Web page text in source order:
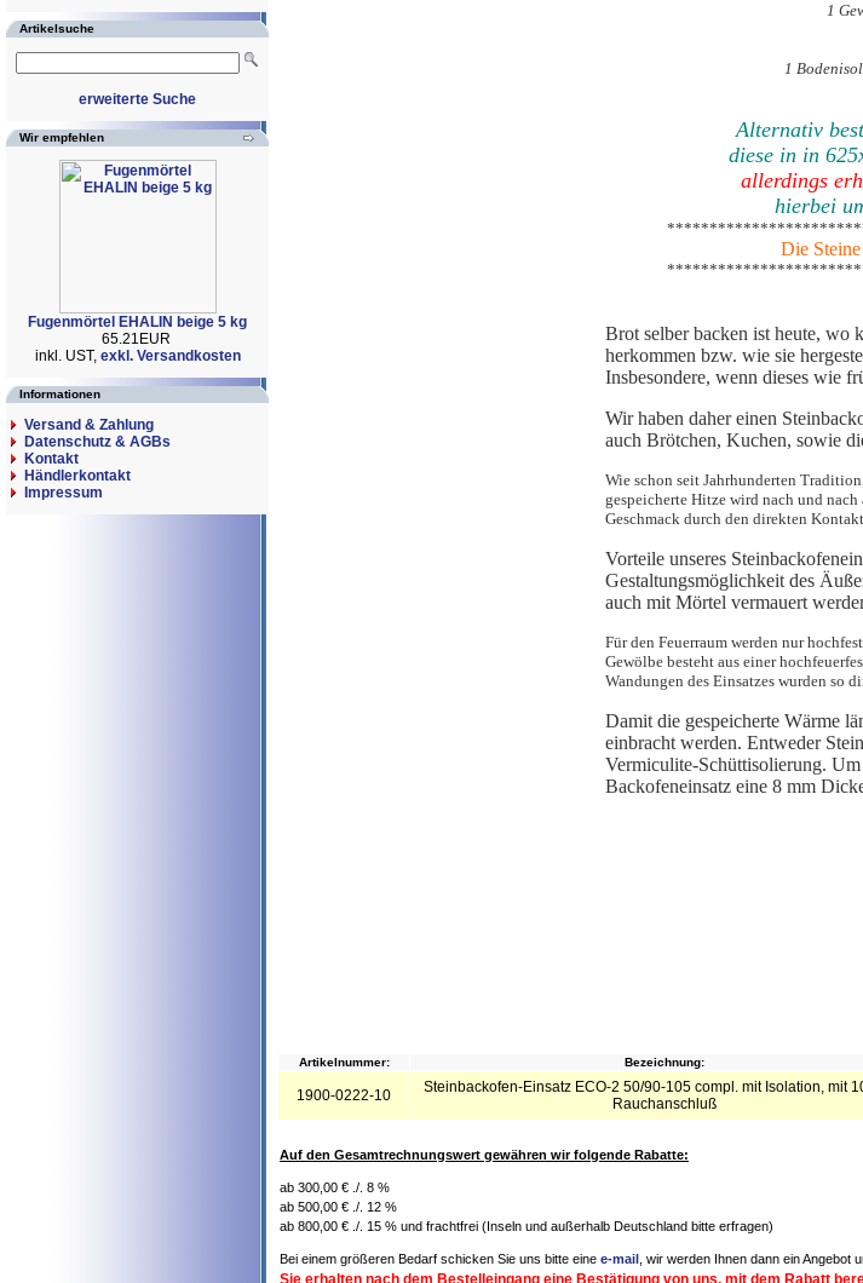
Artikelsuche
erweiterte Suche
Wir empfehlen
Fugenmörtel EHALIN beige 5 kg
65.21EUR
inkl. UST, exkl. Versandkosten
Informationen
Versand & Zahlung
Datenschutz & AGBs
Kontakt
Händlerkontakt
Impressum
1
1
Alternativ
diese in in
allerdings
hierbei
Die
Brot selber backen ist heute, wo
herkommen bzw. wie sie
Insbesondere, wenn dieses wie
Wir haben daher einen
auch Brötchen, Kuchen, sowie
Wie schon seit Jahrhunderten
gespeicherte Hitze wird nach und
Geschmack durch den direkten
Vorteile unseres
Gestaltungsmöglichkeit des
auch mit Mörtel vermauert
Für den Feuerraum werden nur
Gewölbe besteht aus einer
Wandungen des Einsatzes wurden so
Damit die gespeicherte Wärme
einbracht werden. Entweder
Vermiculite-Schüttisolierung.
Backofeneinsatz eine 8 mm
Artikelnummer: Bezeichnung:
1900-0222-10
Steinbackofen-Einsatz ECO-2 50/90-105 compl. mit Isolation, mit
Rauchanschluß
Auf den Gesamtrechnungswert gewähren wir folgende Rabatte:
ab 300,00 € ./. 8 %
ab 500,00 € ./. 12 %
ab 800,00 € ./. 15 % und frachtfrei (Inseln und außerhalb Deutschland bitte erfragen)
Bei einem größeren Bedarf schicken Sie uns bitte eine e-mail , wir werden Ihnen dann ein Angebot
Sie erhalten nach dem Bestelleingang eine Bestätigung von uns, mit dem Rabatt